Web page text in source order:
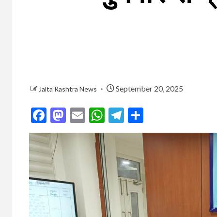
Jalta Rashtra News September 20, 2025
Facebook
Mastodon
EmailWhatsApp
Telegram